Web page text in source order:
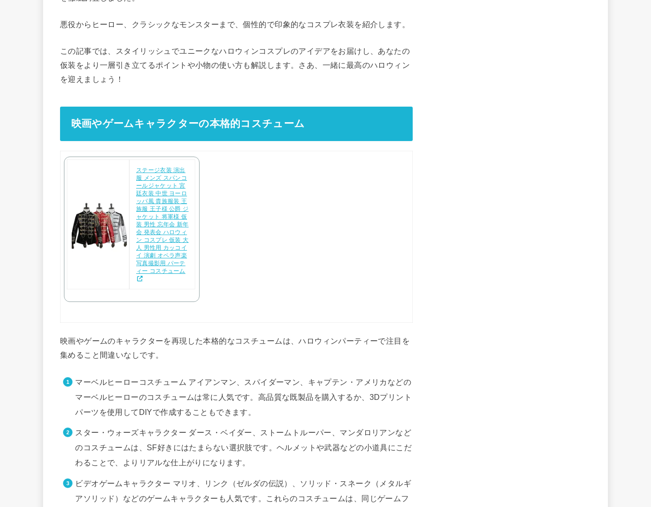
悪役からヒーロー、クラシックなモンスターまで、個性的で印象的なコスプレ衣装を紹介します。
この記事では、スタイリッシュでユニークなハロウィンコスプレのアイデアをお届けし、あなたの
仮装をより一層引き立てるポイントや小物の使い方も解説します。さあ、一緒に最高のハロウィン
を迎えましょう！
映画やゲームキャラクターの本格的コスチューム
ステージ衣装 演出
服 メンズ スパンコ
ールジャケット 宮
廷衣装 中世 ヨーロ
ッパ風 貴族服装 王
族服 王子様 公爵 ジ
ャケット 将軍様 仮
装 男性 忘年会 新年
会 発表会 ハロウィ
ン コスプレ 仮装 大
人 男性用 カッコイ
イ 演劇 オペラ声楽
写真撮影用 パーテ
ィー コスチューム
映画やゲームのキャラクターを再現した本格的なコスチュームは、ハロウィンパーティーで注目を
集めること間違いなしです。
マーベルヒーローコスチューム アイアンマン、スパイダーマン、キャプテン・アメリカなどの
マーベルヒーローのコスチュームは常に人気です。高品質な既製品を購入するか、3Dプリント
パーツを使用してDIYで作成することもできます。
スター・ウォーズキャラクター ダース・ベイダー、ストームトルーパー、マンダロリアンなど
のコスチュームは、SF好きにはたまらない選択肢です。ヘルメットや武器などの小道具にこだ
わることで、よりリアルな仕上がりになります。
ビデオゲームキャラクター マリオ、リンク（ゼルダの伝説）、ソリッド・スネーク（メタルギ
アソリッド）などのゲームキャラクターも人気です。これらのコスチュームは、同じゲームフ